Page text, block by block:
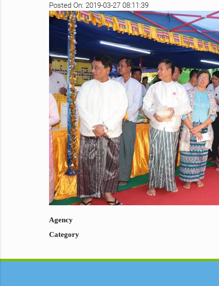
Posted On: 2019-03-27 08:11:39
Agency
Category